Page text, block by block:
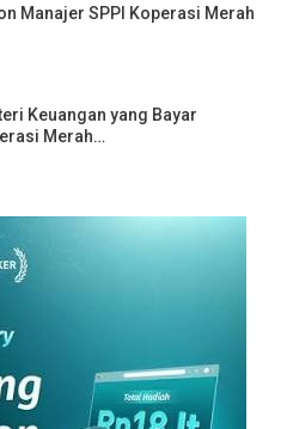
Manajer SPPI Koperasi Merah
Keuangan yang Bayar
Merah…